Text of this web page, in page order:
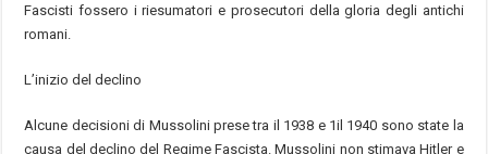
Fascisti fossero i riesumatori e prosecutori della gloria degli antichi
romani.
L’inizio del declino
Alcune decisioni di Mussolini prese tra il 1938 e 1il 1940 sono state la
causa del declino del Regime Fascista. Mussolini non stimava Hitler e